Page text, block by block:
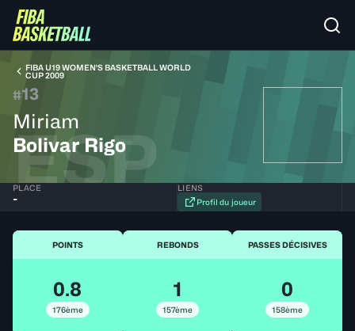
FIBA U19 WOMEN'S BASKETBALL WORLD
CUP 2009
#13
Miriam
Bolivar Rigo
ESP
PLACE
-
LIENS
Profil du joueur
POINTS
0.8
176ème
REBONDS
1
157ème
PASSES DÉCISIVES
0
158ème